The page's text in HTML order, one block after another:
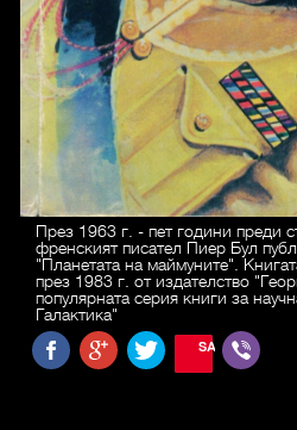
През 1963 г. - пет години преди
френският писател Пиер Бул
"Планетата на маймуните".
през 1983 г. от издателство
популярната серия книги за
Галактика"
SAVE